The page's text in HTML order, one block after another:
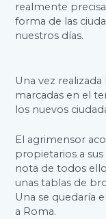
realmente
forma de las
nuestros días.
Una vez
marcadas en el
los nuevos
El agrimensor
propietarios a
nota de todos
unas tablas de
Una se quedaría
a Roma.